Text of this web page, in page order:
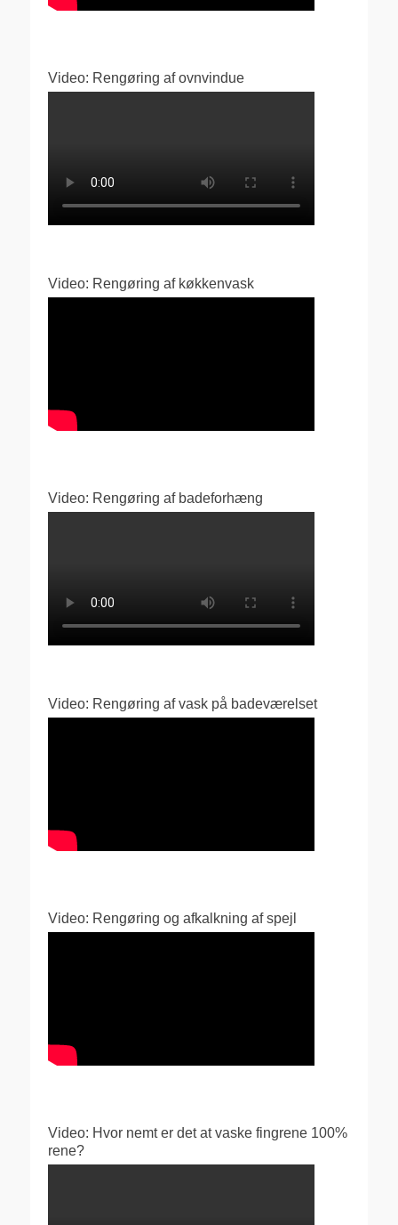
Video: Rengøring af ovnvindue
Video: Rengøring af køkkenvask
Video: Rengøring af badeforhæng
Video: Rengøring af vask på badeværelset
Video: Rengøring og afkalkning af spejl
Video: Hvor nemt er det at vaske fingrene 100%
rene?